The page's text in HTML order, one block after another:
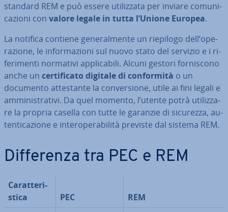
standard REM e può essere uti­liz­za­ta per inviare co­mu­ni­
ca­zio­ni con valore legale in tutta l’Unione Europea.
La notifica contiene ge­ne­ral­men­te un riepilogo dell’ope­
ra­zio­ne, le in­for­ma­zio­ni sul nuovo stato del servizio e i ri­
fe­ri­men­ti normativi ap­pli­ca­bi­li. Alcuni gestori for­ni­sco­no
anche un cer­ti­fi­ca­to digitale di con­for­mi­tà o un
documento at­te­stan­te la con­ver­sio­ne, utile ai fini legali e
am­mi­ni­stra­ti­vi. Da quel momento, l’utente potrà uti­liz­za­
re la propria casella con tutte le garanzie di sicurezza, au­
ten­ti­ca­zio­ne e in­te­ro­pe­ra­bi­li­tà previste dal sistema REM.
Dif­fe­ren­za tra PEC e REM
Ca­rat­te­ri­
sti­ca
PEC
REM